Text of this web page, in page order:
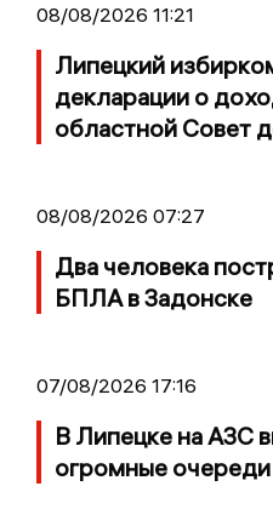
08/08/2026 11:21
Липецкий
декларации о
областной Совет
08/08/2026 07:27
Два человека
БПЛА в Задонске
07/08/2026 17:16
В Липецке на АЗС
огромные очереди